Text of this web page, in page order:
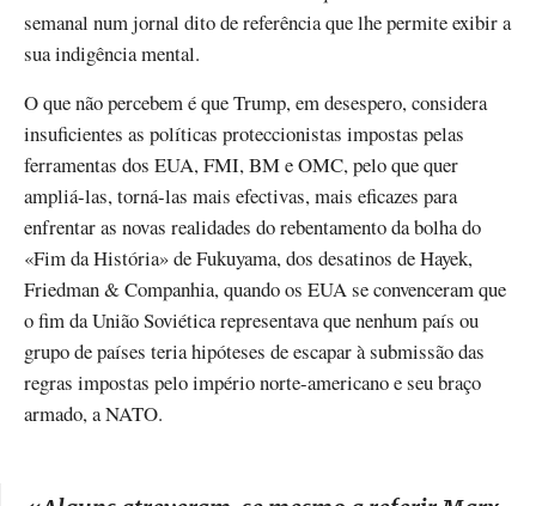
semanal num jornal dito de referência que lhe permite exibir a
sua indigência mental.
O que não percebem é que Trump, em desespero, considera
insuficientes as políticas proteccionistas impostas pelas
ferramentas dos EUA, FMI, BM e OMC, pelo que quer
ampliá-las, torná-las mais efectivas, mais eficazes para
enfrentar as novas realidades do rebentamento da bolha do
«Fim da História» de Fukuyama, dos desatinos de Hayek,
Friedman & Companhia, quando os EUA se convenceram que
o fim da União Soviética representava que nenhum país ou
grupo de países teria hipóteses de escapar à submissão das
regras impostas pelo império norte-americano e seu braço
armado, a NATO.